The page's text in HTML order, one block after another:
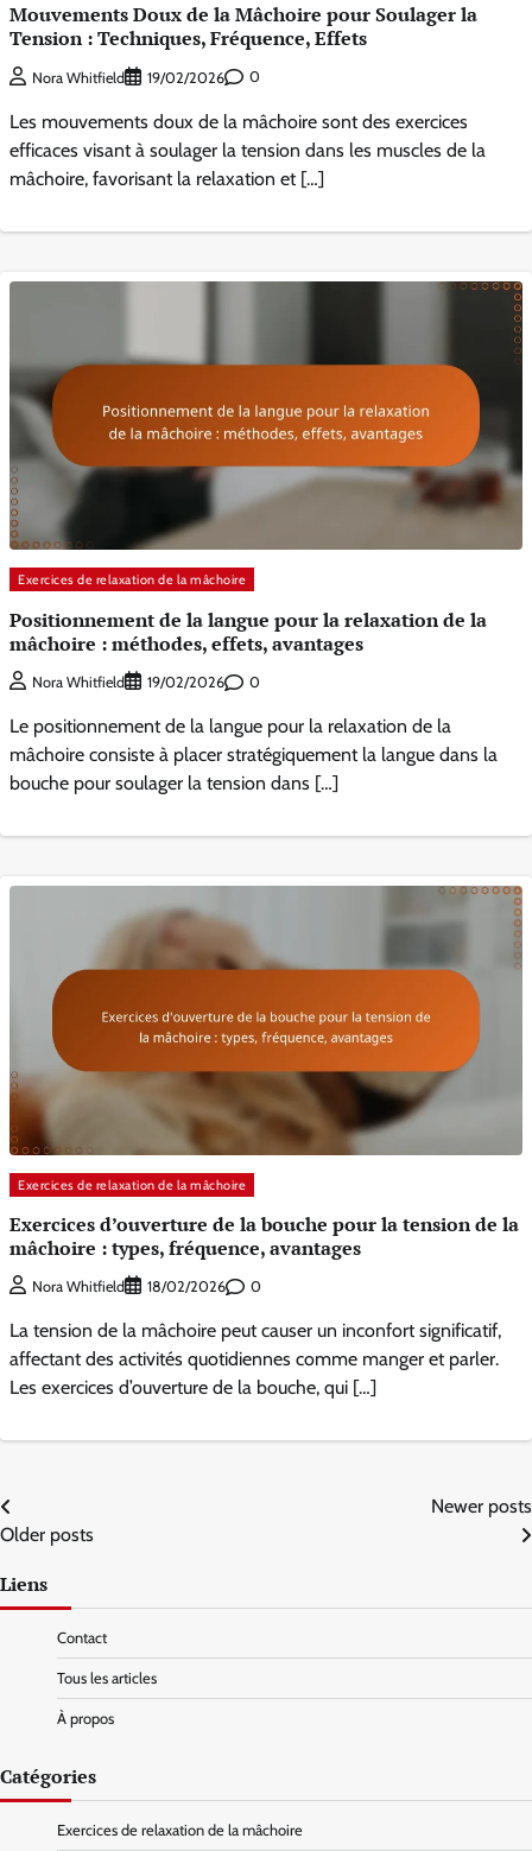
Mouvements Doux de la Mâchoire pour Soulager la
Tension : Techniques, Fréquence, Effets
Nora Whitfield 19/02/2026 0
Les mouvements doux de la mâchoire sont des exercices
efficaces visant à soulager la tension dans les muscles de la
mâchoire, favorisant la relaxation et […]
Exercices de relaxation de la mâchoire
Positionnement de la langue pour la relaxation de la
mâchoire : méthodes, effets, avantages
Nora Whitfield 19/02/2026 0
Le positionnement de la langue pour la relaxation de la
mâchoire consiste à placer stratégiquement la langue dans la
bouche pour soulager la tension dans […]
Exercices de relaxation de la mâchoire
Exercices d’ouverture de la bouche pour la tension de la
mâchoire : types, fréquence, avantages
Nora Whitfield 18/02/2026 0
La tension de la mâchoire peut causer un inconfort significatif,
affectant des activités quotidiennes comme manger et parler.
Les exercices d’ouverture de la bouche, qui […]
Posts
navigation
Older posts
Newer posts
Liens
Contact
Tous les articles
À propos
Catégories
Exercices de relaxation de la mâchoire